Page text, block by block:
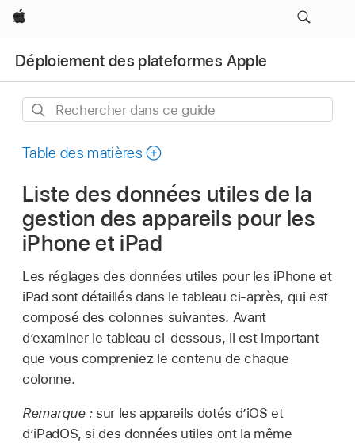
Apple
Déploiement des plateformes Apple
Rechercher
ce
Table des matières
Liste des données utiles de la
gestion des appareils pour les
iPhone et iPad
Les réglages des données utiles pour les iPhone et
iPad sont détaillés dans le tableau ci-après, qui est
composé des colonnes suivantes. Avant
d’examiner le tableau ci-dessous, il est important
que vous compreniez le contenu de chaque
colonne.
Remarque : sur les appareils dotés d’iOS et
d’iPadOS, si des données utiles ont la même